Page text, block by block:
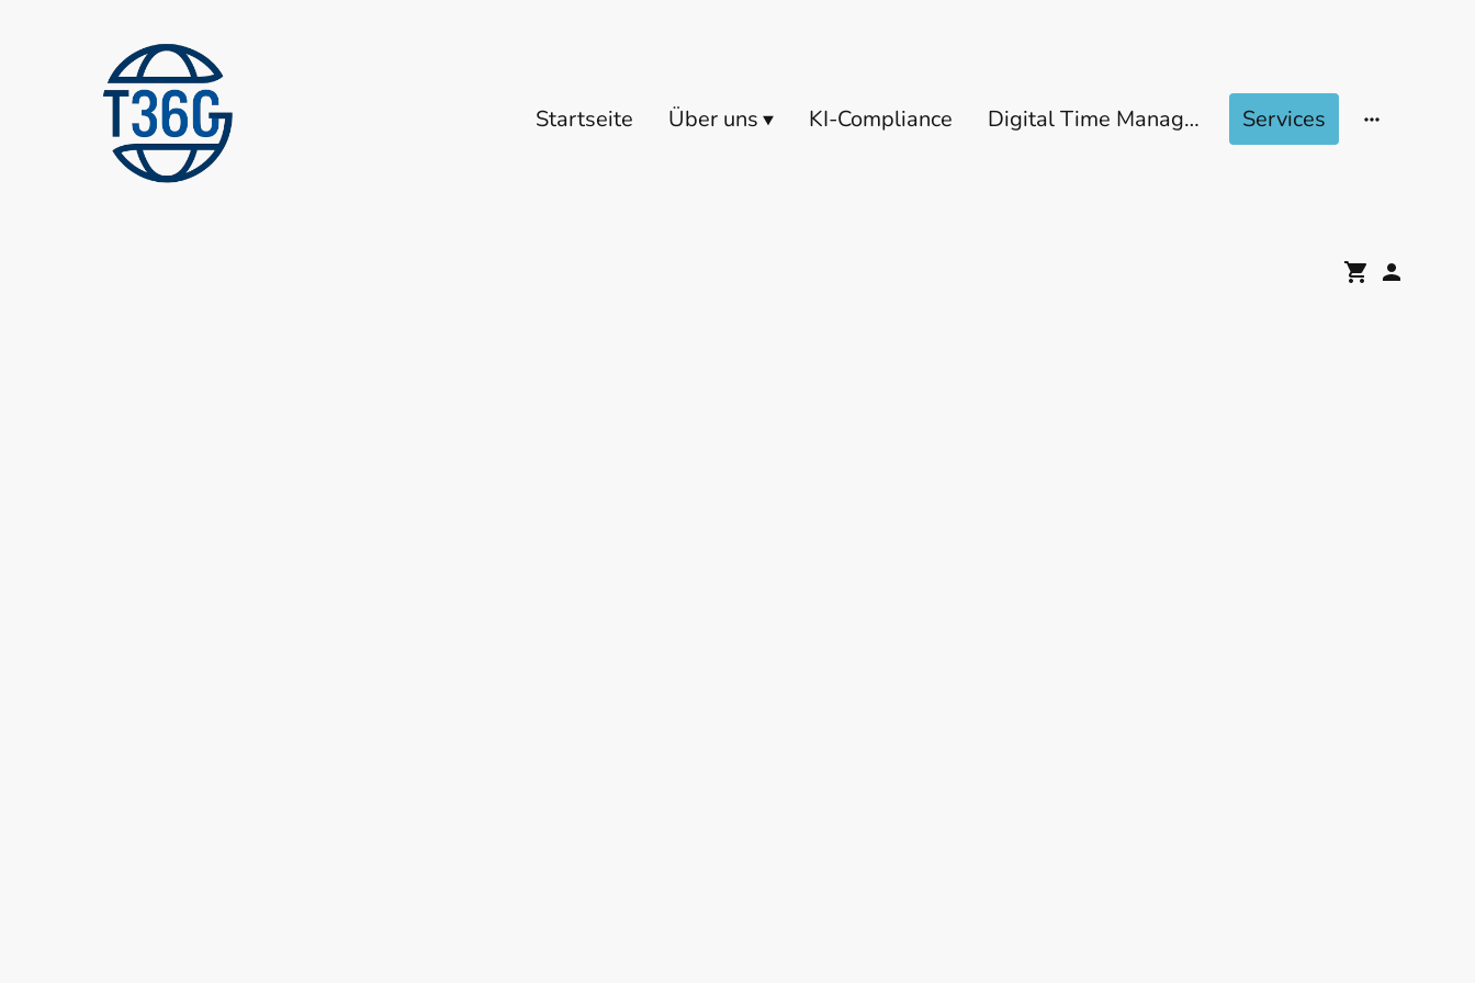
Startseite Über uns KI-Compliance Digital Time Management Services